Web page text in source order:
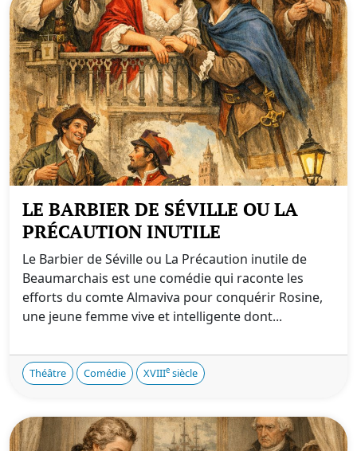
LE BARBIER DE SÉVILLE OU LA
PRÉCAUTION INUTILE
Le Barbier de Séville ou La Précaution inutile de
Beaumarchais est une comédie qui raconte les
efforts du comte Almaviva pour conquérir Rosine,
une jeune femme vive et intelligente dont...
Théâtre Comédie XVIIIe siècle